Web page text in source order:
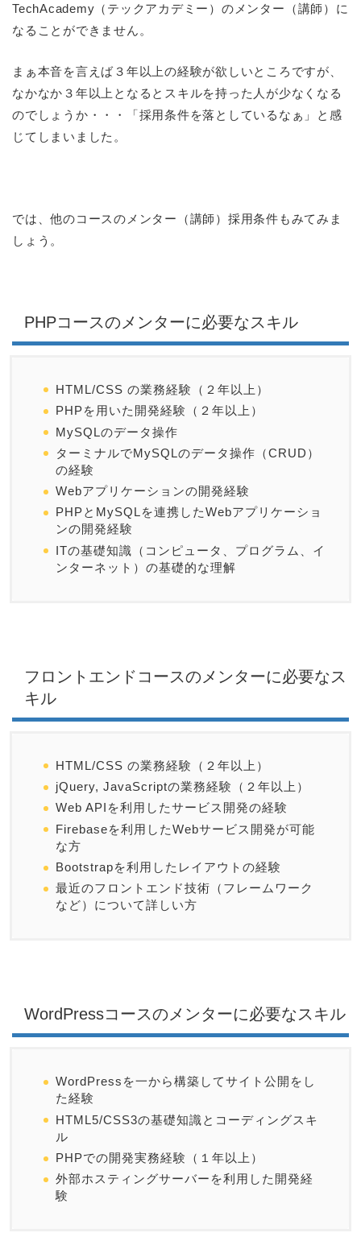
TechAcademy（テックアカデミー）のメンター（講師）に
なることができません。
まぁ本音を言えば３年以上の経験が欲しいところですが、
なかなか３年以上となるとスキルを持った人が少なくなる
のでしょうか・・・「採用条件を落としているなぁ」と感
じてしまいました。
では、他のコースのメンター（講師）採用条件もみてみま
しょう。
PHPコースのメンターに必要なスキル
HTML/CSS の業務経験（２年以上）
PHPを用いた開発経験（２年以上）
MySQLのデータ操作
ターミナルでMySQLのデータ操作（CRUD）
の経験
Webアプリケーションの開発経験
PHPとMySQLを連携したWebアプリケーショ
ンの開発経験
ITの基礎知識（コンピュータ、プログラム、イ
ンターネット）の基礎的な理解
フロントエンドコースのメンターに必要なス
キル
HTML/CSS の業務経験（２年以上）
jQuery, JavaScriptの業務経験（２年以上）
Web APIを利用したサービス開発の経験
Firebaseを利用したWebサービス開発が可能
な方
Bootstrapを利用したレイアウトの経験
最近のフロントエンド技術（フレームワーク
など）について詳しい方
WordPressコースのメンターに必要なスキル
WordPressを一から構築してサイト公開をし
た経験
HTML5/CSS3の基礎知識とコーディングスキ
ル
PHPでの開発実務経験（１年以上）
外部ホスティングサーバーを利用した開発経
験